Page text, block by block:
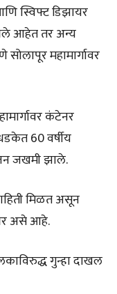
स्विफ्ट डिझायर
आहेत तर अन्य
महामार्गावर
कंटेनर
60 वर्षीय
जखमी झाले.
मिळत असून
असे आहे.
गुन्हा दाखल